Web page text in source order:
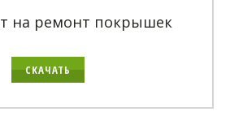
на ремонт покрышек
СКАЧАТЬ